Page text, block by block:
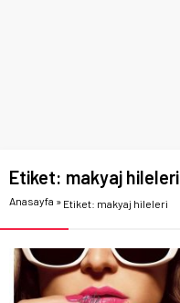
Etiket: makyaj hileleri
Anasayfa » Etiket: makyaj hileleri